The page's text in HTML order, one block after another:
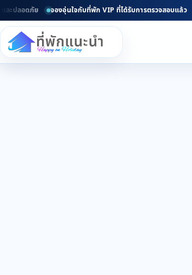
ปลอดภัย จองอุ่นใจกับที่พัก VIP ที่ได้รับการตรวจสอบแล้ว